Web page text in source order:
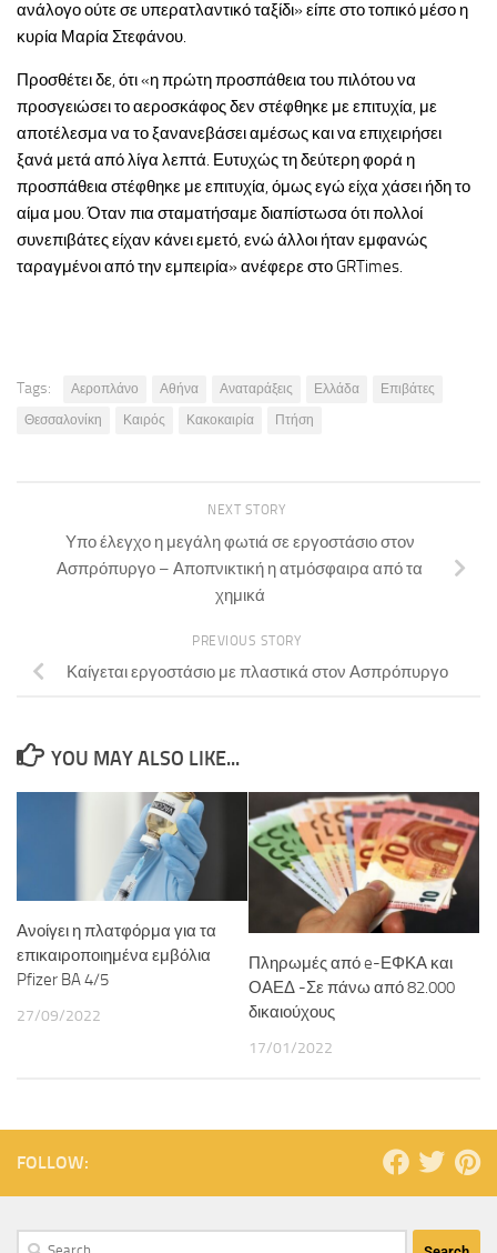
ανάλογο ούτε σε υπερατλαντικό ταξίδι» είπε στο τοπικό μέσο η
κυρία Μαρία Στεφάνου.
Προσθέτει δε, ότι «η πρώτη προσπάθεια του πιλότου να
προσγειώσει το αεροσκάφος δεν στέφθηκε με επιτυχία, με
αποτέλεσμα να το ξανανεβάσει αμέσως και να επιχειρήσει
ξανά μετά από λίγα λεπτά. Ευτυχώς τη δεύτερη φορά η
προσπάθεια στέφθηκε με επιτυχία, όμως εγώ είχα χάσει ήδη το
αίμα μου. Όταν πια σταματήσαμε διαπίστωσα ότι πολλοί
συνεπιβάτες είχαν κάνει εμετό, ενώ άλλοι ήταν εμφανώς
ταραγμένοι από την εμπειρία» ανέφερε στο GRTimes.
Tags: Αεροπλάνο Αθήνα Αναταράξεις Ελλάδα
Επιβάτες
Θεσσαλονίκη
Καιρός Κακοκαιρία Πτήση
NEXT STORY
Υπο έλεγχο η μεγάλη φωτιά σε εργοστάσιο στον
Ασπρόπυργο – Αποπνικτική η ατμόσφαιρα από τα
χημικά
PREVIOUS STORY
Καίγεται εργοστάσιο με πλαστικά στον Ασπρόπυργο
YOU MAY ALSO LIKE...
Ανοίγει η πλατφόρμα για τα
επικαιροποιημένα εμβόλια
Pfizer BA 4/5
27/09/2022
Πληρωμές από e-ΕΦΚΑ και
ΟΑΕΔ -Σε πάνω από 82.000
δικαιούχους
17/01/2022
FOLLOW: